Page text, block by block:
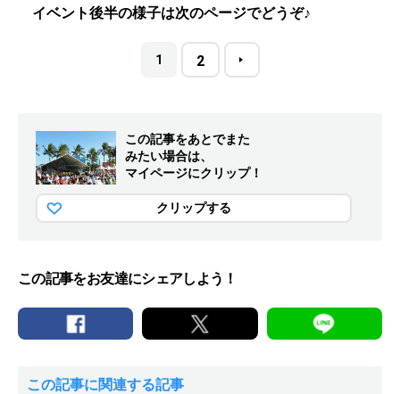
イベント後半の様子は次のページでどうぞ♪
1 2
この記事をあとでまた
みたい場合は、
マイページにクリップ！
クリップする
この記事をお友達にシェアしよう！
この記事に関連する記事